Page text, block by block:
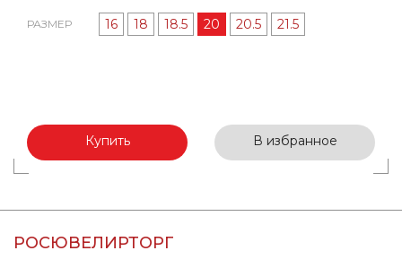
РАЗМЕР 16 18 18.5 20 20.5 21.5
Купить В избранное
РОСЮВЕЛИРТОРГ